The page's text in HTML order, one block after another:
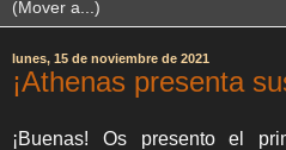
lunes, 15 de noviembre de 2021
¡Athenas presenta
¡Buenas! Os presento el